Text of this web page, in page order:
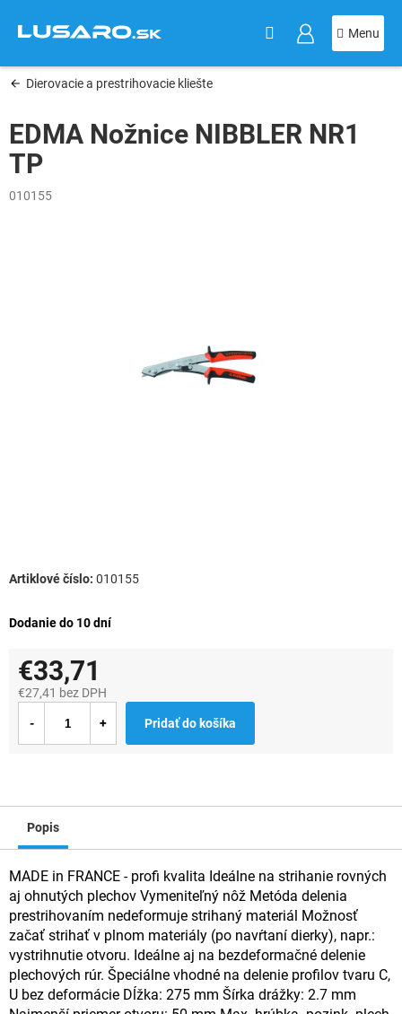
obsah
Dierovacie a prestrihovacie kliešte
EDMA Nožnice NIBBLER NR1
TP
010155
Dodanie do 10 dní
010155
€33,71
€27,41 bez DPH
cena:
Pridať do košíka
Popis
MADE in FRANCE - profi kvalita Ideálne na strihanie rovných
aj ohnutých plechov Vymeniteľný nôž Metóda delenia
prestrihovaním nedeformuje strihaný materiál Možnosť
začať strihať v plnom materiály (po navŕtaní dierky), napr.:
vystrihnutie otvoru. Ideálne aj na bezdeformačné delenie
plechových rúr. Špeciálne vhodné na delenie profilov tvaru C,
U bez deformácie Dĺžka: 275 mm Šírka drážky: 2.7 mm